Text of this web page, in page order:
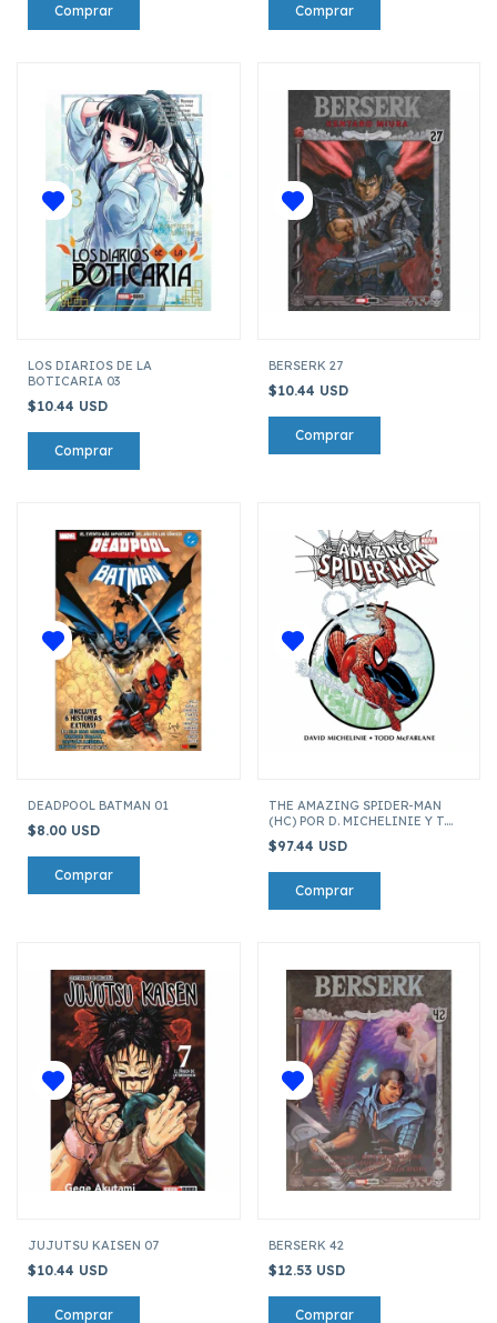
LOS DIARIOS DE LA
BOTICARIA 03
$10.44 USD
BERSERK 27
$10.44 USD
DEADPOOL BATMAN 01
$8.00 USD
THE AMAZING SPIDER-MAN
(HC) POR D. MICHELINIE Y T.
$97.44 USD
JUJUTSU KAISEN 07
$10.44 USD
BERSERK 42
$12.53 USD